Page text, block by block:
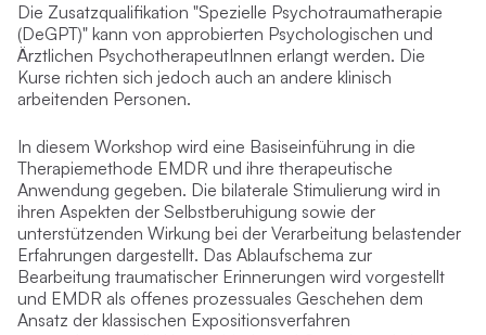
Die Zusatzqualifikation "Spezielle Psychotraumatherapie
(DeGPT)" kann von approbierten Psychologischen und
Ärztlichen PsychotherapeutInnen erlangt werden. Die
Kurse richten sich jedoch auch an andere klinisch
arbeitenden Personen.
In diesem Workshop wird eine Basiseinführung in die
Therapiemethode EMDR und ihre therapeutische
Anwendung gegeben. Die bilaterale Stimulierung wird in
ihren Aspekten der Selbstberuhigung sowie der
unterstützenden Wirkung bei der Verarbeitung belastender
Erfahrungen dargestellt. Das Ablaufschema zur
Bearbeitung traumatischer Erinnerungen wird vorgestellt
und EMDR als offenes prozessuales Geschehen dem
Ansatz der klassischen Expositionsverfahren